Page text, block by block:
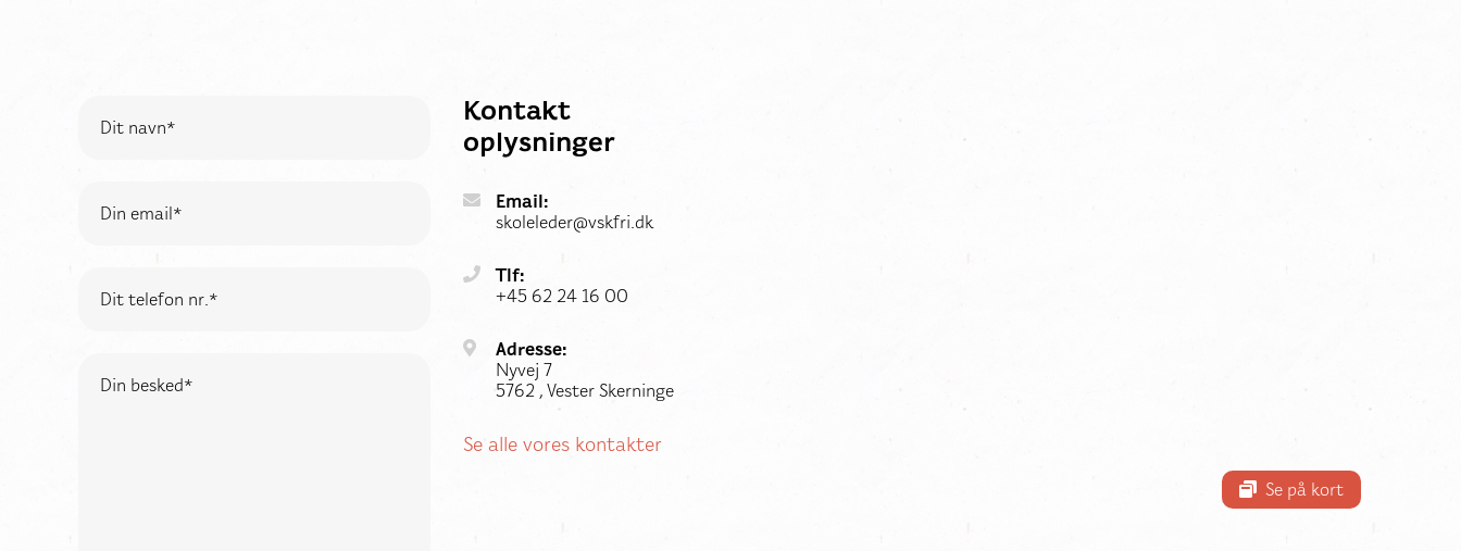
Kontakt
oplysninger
Email:
skoleleder@vskfri.dk
Tlf:
+45 62 24 16 00
Adresse:
Nyvej 7
5762 , Vester Skerninge
Se alle vores kontakter
Se på kort